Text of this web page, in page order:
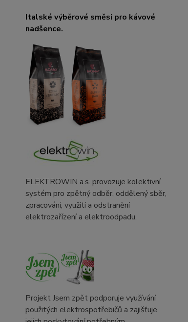
Italské výběrové směsi pro kávové
nadšence.
ELEKTROWIN a.s. provozuje kolektivní
systém pro zpětný odběr, oddělený sběr,
zpracování, využití a odstranění
elektrozařízení a elektroodpadu.
Projekt Jsem zpět podporuje využívání
použitých elektrospotřebičů a zajišťuje